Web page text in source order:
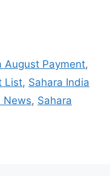
August Payment,
List, Sahara India
News, Sahara